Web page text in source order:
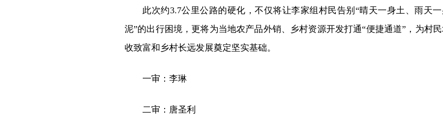
此次约3.7公里公路的硬化，不仅将让李家组村民告别“晴天一身土、雨天
泥”的出行困境，更将为当地农产品外销、乡村资源开发打通“便捷通道”，为村
收致富和乡村长远发展奠定坚实基础。
一审：李琳
二审：唐圣利